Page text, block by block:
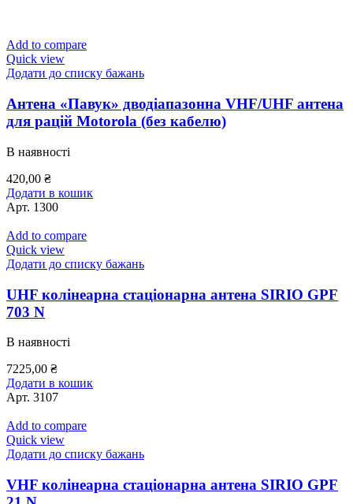
Add to compare
Quick view
Додати до списку бажань
Антена «Павук» дводіапазонна VHF/UHF антена
для рацій Motorola (без кабелю)
В наявності
420,00 ₴
Додати в кошик
Арт. 1300
Add to compare
Quick view
Додати до списку бажань
UHF колінеарна стаціонарна антена SIRIO GPF
703 N
В наявності
7225,00 ₴
Додати в кошик
Арт. 3107
Add to compare
Quick view
Додати до списку бажань
VHF колінеарна стаціонарна антена SIRIO GPF